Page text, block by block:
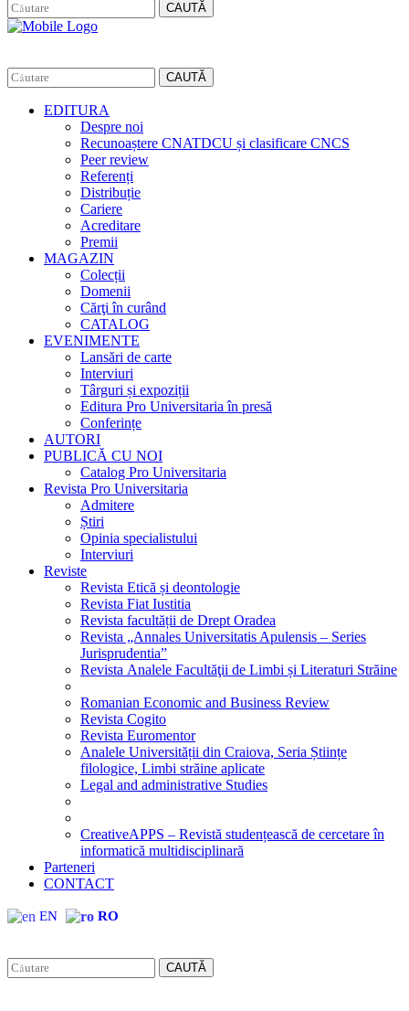
CAUTĂ
CAUTĂ
EDITURA
Despre noi
Recunoaștere CNATDCU și clasificare CNCS
Peer review
Referenți
Distribuție
Cariere
Acreditare
Premii
MAGAZIN
Colecții
Domenii
Cărţi în curând
CATALOG
EVENIMENTE
Lansări de carte
Interviuri
Târguri și expoziții
Editura Pro Universitaria în presă
Conferințe
AUTORI
PUBLICĂ CU NOI
Catalog Pro Universitaria
Revista Pro Universitaria
Admitere
Știri
Opinia specialistului
Interviuri
Reviste
Revista Etică și deontologie
Revista Fiat Iustitia
Revista facultății de Drept Oradea
Revista „Annales Universitatis Apulensis – Series
Jurisprudentia”
Revista Analele Facultăţii de Limbi și Literaturi Străine
Romanian Economic and Business Review
Revista Cogito
Revista Euromentor
Analele Universității din Craiova, Seria Științe
filologice, Limbi străine aplicate
Legal and administrative Studies
CreativeAPPS – Revistă studențească de cercetare în
informatică multidisciplinară
Parteneri
CONTACT
EN RO
CAUTĂ